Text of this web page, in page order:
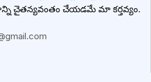
చైతన్యవంతం చేయడమే మా కర్తవ్యం.